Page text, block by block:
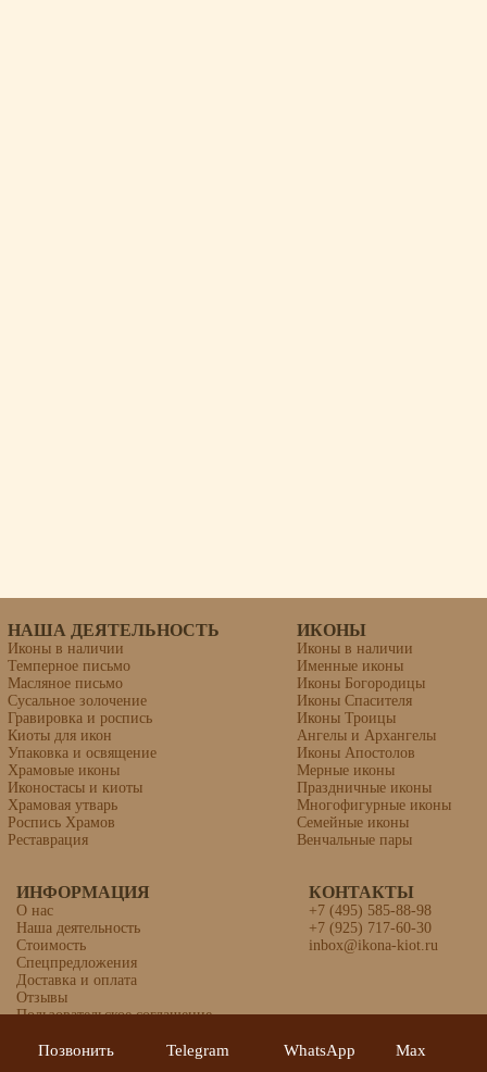
НАША ДЕЯТЕЛЬНОСТЬ
Иконы в наличии
Темперное письмо
Масляное письмо
Сусальное золочение
Гравировка и роспись
Киоты для икон
Упаковка и освящение
Храмовые иконы
Иконостасы и киоты
Храмовая утварь
Роспись Храмов
Реставрация
ИКОНЫ
Иконы в наличии
Именные иконы
Иконы Богородицы
Иконы Спасителя
Иконы Троицы
Ангелы и Архангелы
Иконы Апостолов
Мерные иконы
Праздничные иконы
Многофигурные иконы
Семейные иконы
Венчальные пары
ИНФОРМАЦИЯ
О нас
Наша деятельность
Стоимость
Спецпредложения
Доставка и оплата
Отзывы
Пользовательское соглашение
КОНТАКТЫ
+7 (495) 585-88-98
+7 (925) 717-60-30
inbox@ikona-kiot.ru
© 2025 Союз иконописцев «Православная Икона»
Позвонить Telegram WhatsApp Max